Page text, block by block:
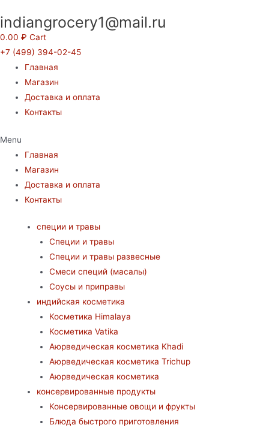
к
содержимому
indiangrocery1@mail.ru
0.00 ₽ Cart
+7 (499) 394-02-45
Главная
Магазин
Доставка и оплата
Контакты
Menu
Главная
Магазин
Доставка и оплата
Контакты
специи и травы
Специи и травы
Специи и травы развесные
Смеси специй (масалы)
Соусы и приправы
индийская косметика
Косметика Himalaya
Косметика Vatika
Аюрведическая коcметика Khadi
Аюрведическая коcметика Trichup
Аюрведическая косметика
консервированные продукты
Консервированные овощи и фрукты
Блюда быстрого приготовления